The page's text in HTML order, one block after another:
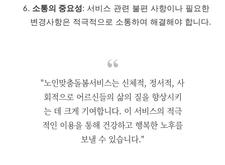
소통의 중요성: 서비스 관련 불편 사항이나 필요한
변경사항은 적극적으로 소통하여 해결해야 합니다.
"노인맞춤돌봄서비스는 신체적, 정서적, 사
회적으로 어르신들의 삶의 질을 향상시키
는 데 크게 기여합니다. 이 서비스의 적극
적인 이용을 통해 건강하고 행복한 노후를
보낼 수 있습니다."